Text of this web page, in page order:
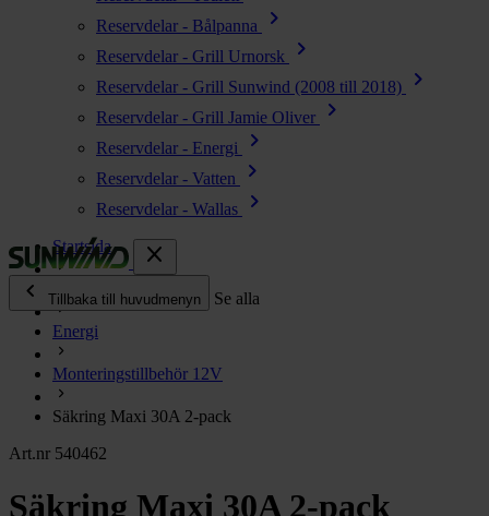
Reservdelar - Bålpanna chevron_right
Reservdelar - Grill Urnorsk chevron_right
Reservdelar - Grill Sunwind (2008 till 2018) chevron_right
Reservdelar - Grill Jamie Oliver chevron_right
Reservdelar - Energi chevron_right
Reservdelar - Vatten chevron_right
Reservdelar - Wallas
chevron_right
close
chevron_left
Tillbaka till huvudmenyn Se alla
Energi
Kök & Gasol chevron_right
Värme chevron_right
Vatten
Toalett
Startsida
Energi
Monteringstillbehör 12V
Säkring Maxi 30A 2-pack
Art.nr 540462
Säkring Maxi 30A 2-pack